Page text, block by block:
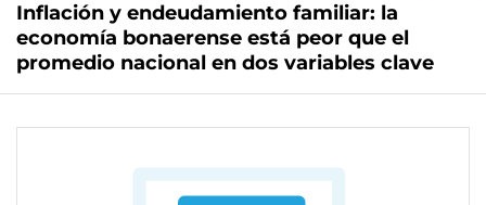
Inflación y endeudamiento familiar: la
economía bonaerense está peor que el
promedio nacional en dos variables clave